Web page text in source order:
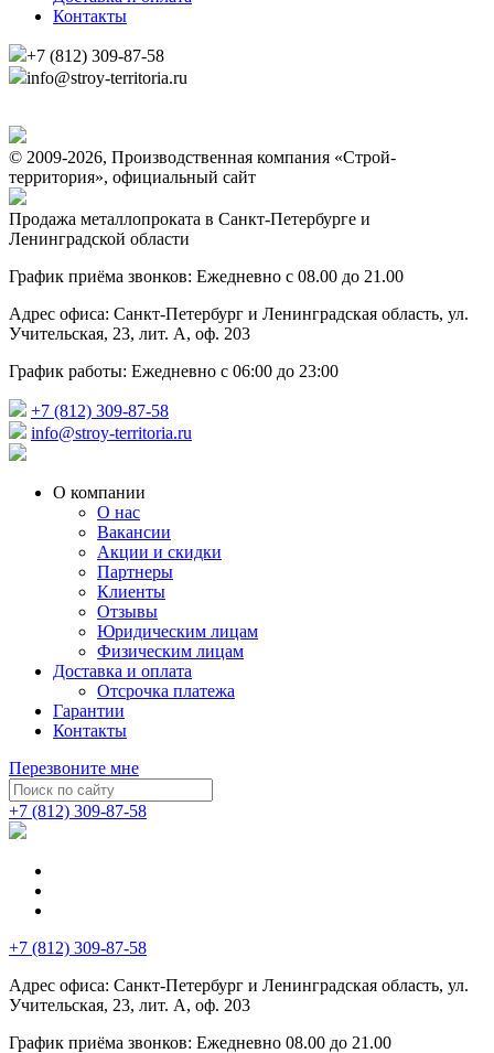
Контакты
+7 (812) 309-87-58
info@stroy-territoria.ru
© 2009-2026, Производственная компания «Строй-
территория», официальный сайт
Продажа металлопроката в Санкт-Петербурге и
Ленинградской области
График приёма звонков: Ежедневно с 08.00 до 21.00
Адрес офиса: Санкт-Петербург и Ленинградская область, ул.
Учительская, 23, лит. А, оф. 203
График работы: Ежедневно с 06:00 до 23:00
+7 (812) 309-87-58
info@stroy-territoria.ru
О компании
О нас
Вакансии
Акции и скидки
Партнеры
Клиенты
Отзывы
Юридическим лицам
Физическим лицам
Доставка и оплата
Отсрочка платежа
Гарантии
Контакты
Перезвоните мне
+7 (812) 309-87-58
+7 (812) 309-87-58
Адрес офиса: Санкт-Петербург и Ленинградская область, ул.
Учительская, 23, лит. А, оф. 203
График приёма звонков: Ежедневно 08.00 до 21.00